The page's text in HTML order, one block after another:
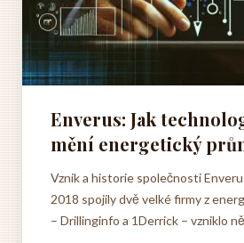
Enverus: Jak
mění energetický
Vznik a historie společnosti
2018 spojily dvě velké firmy z
– Drillinginfo a 1Derrick – vzniklo